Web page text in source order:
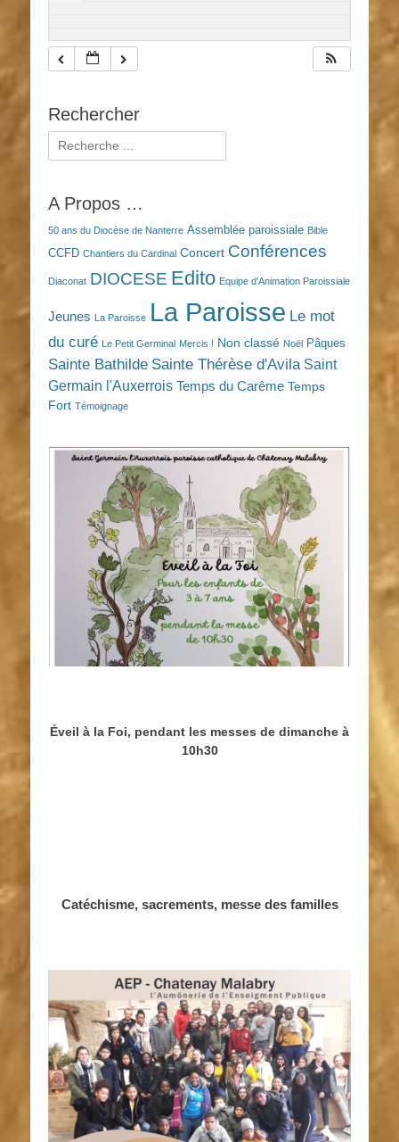
Rechercher
Rechercher :
A Propos …
50 ans du Diocèse de Nanterre Assemblée paroissiale Bible
CCFD Chantiers du Cardinal Concert Conférences
Diaconat DIOCESE Edito Equipe d'Animation Paroissiale
Jeunes La Paroisse La Paroisse Le mot
du curé Le Petit Germinal Mercis ! Non classé Noël Pâques
Sainte Bathilde Sainte Thérèse d'Avila Saint
Germain l'Auxerrois Temps du Carême Temps
Fort Témoignage
Éveil à la Foi, pendant les messes de dimanche à
10h30
Catéchisme, sacrements, messe des familles